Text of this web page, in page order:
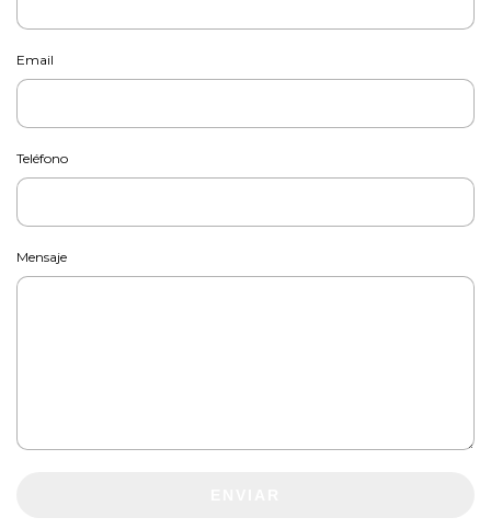
Email
Teléfono
Mensaje